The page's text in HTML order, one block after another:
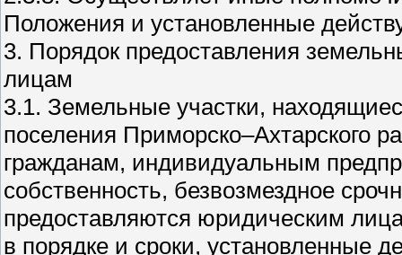
Положения и установленные
3. Порядок предоставления
лицам
3.1. Земельные участки,
поселения Приморско–Ахтарского
гражданам, индивидуальным
собственность, безвозмездное
предоставляются юридическим
в порядке и сроки, установленные